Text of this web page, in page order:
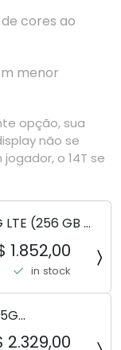
cores ao
menor
opção, sua
não se
o 14T se
(256 GB +
e) +
rápido)
1.852,00
in stock
2.329,00